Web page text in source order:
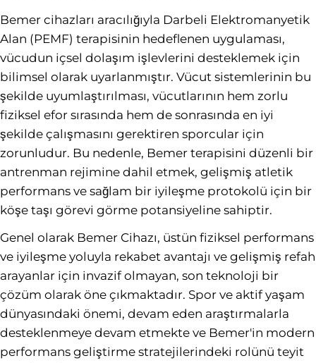
Bemer cihazları aracılığıyla Darbeli Elektromanyetik
Alan (PEMF) terapisinin hedeflenen uygulaması,
vücudun içsel dolaşım işlevlerini desteklemek için
bilimsel olarak uyarlanmıştır. Vücut sistemlerinin bu
şekilde uyumlaştırılması, vücutlarının hem zorlu
fiziksel efor sırasında hem de sonrasında en iyi
şekilde çalışmasını gerektiren sporcular için
zorunludur. Bu nedenle, Bemer terapisini düzenli bir
antrenman rejimine dahil etmek, gelişmiş atletik
performans ve sağlam bir iyileşme protokolü için bir
köşe taşı görevi görme potansiyeline sahiptir.
Genel olarak Bemer Cihazı, üstün fiziksel performans
ve iyileşme yoluyla rekabet avantajı ve gelişmiş refah
arayanlar için invazif olmayan, son teknoloji bir
çözüm olarak öne çıkmaktadır. Spor ve aktif yaşam
dünyasındaki önemi, devam eden araştırmalarla
desteklenmeye devam etmekte ve Bemer'in modern
performans geliştirme stratejilerindeki rolünü teyit